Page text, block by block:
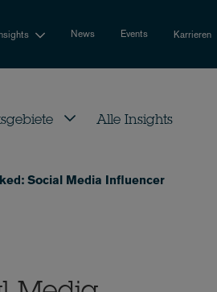
News Events Karrieren
Alle Insights
Social Media Influencer